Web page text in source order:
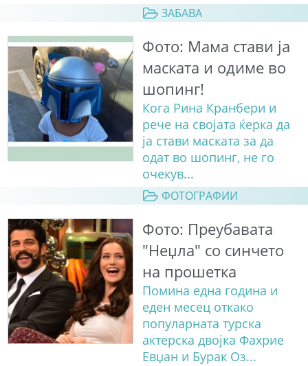
ЗАБАВА
Фото: Мама стави ја
маската и одиме во
шопинг!
Кога Рина Кранбери и
рече на својата ќерка да
ја стави маската за да
одат во шопинг, не го
очекув...
ФОТОГРАФИИ
Фото: Преубавата
"Неџла" со синчето
на прошетка
Помина една година и
еден месец откако
популарната турска
актерска двојка Фахрие
Евџан и Бурак Оз...